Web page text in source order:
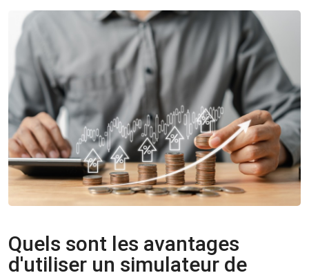
Quels sont les avantages
d'utiliser un simulateur de